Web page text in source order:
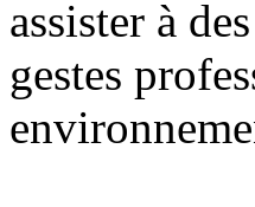
assister à des
gestes